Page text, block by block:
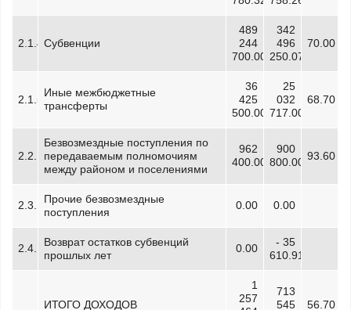
2.1.4.Субвенции
489
244
700.00
342
496
250.07
70.00
2.1.5.
Иные межбюджетные
трансферты
36
425
500.00
25
032
717.00
68.70
2.2.
Безвозмездные поступления по
передаваемым полномочиям
между районом и поселениями
962
400.00
900
800.00 93.60
2.3.
Прочие безвозмездные
поступления
0.00 0.00
2.4.
Возврат остатков субвенций
прошлых лет
0.00
- 35
610.91
ИТОГО ДОХОДОВ
1
257
713
545
56.70